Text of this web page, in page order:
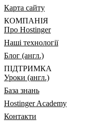
Карта сайту
КОМПАНІЯ
Про Hostinger
Наші технології
Блог (англ.)
ПІДТРИМКА
Уроки (англ.)
База знань
Hostinger Academy
Контакти